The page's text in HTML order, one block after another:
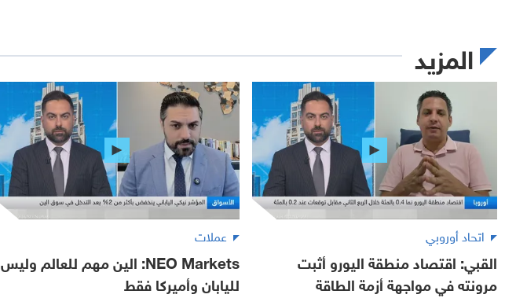
المزيد
اتحاد أوروبي
القبي: اقتصاد منطقة اليورو أثبت
مرونته في مواجهة أزمة الطاقة
عملات
NEO Markets: الين مهم للعالم وليس
لليابان وأميركا فقط